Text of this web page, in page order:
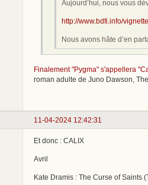
Aujourd’hui, nous vous
http://www.bdfi.info/
Nous avons hâte d’en
Finalement "Pygma" s'appellera
roman adulte de Juno Dawson,
11-04-2024 12:42:31
Et donc : CALIX
Avril
Kate Dramis : The Curse of Saints